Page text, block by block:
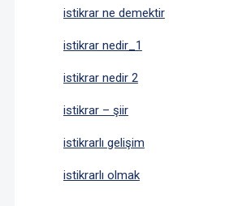
istikrar ne demektir
istikrar nedir_1
istikrar nedir 2
istikrar – şiir
istikrarlı gelişim
istikrarlı olmak